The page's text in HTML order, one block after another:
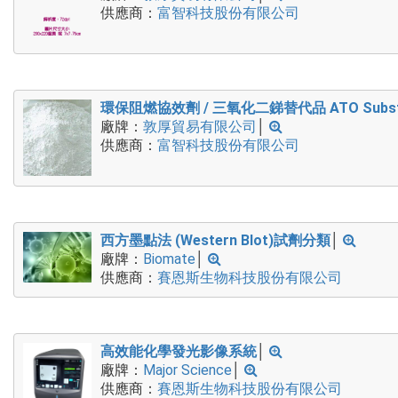
供應商： 富智科技股份有限公司
環保阻燃協效劑 / 三氧化二銻替代品 ATO
廠牌： 敦厚貿易有限公司
供應商： 富智科技股份有限公司
西方墨點法 (Western Blot)試劑分類│
廠牌： Biomate
供應商： 賽恩斯生物科技股份有限公司
高效能化學發光影像系統│
廠牌： Major Science
供應商： 賽恩斯生物科技股份有限公司